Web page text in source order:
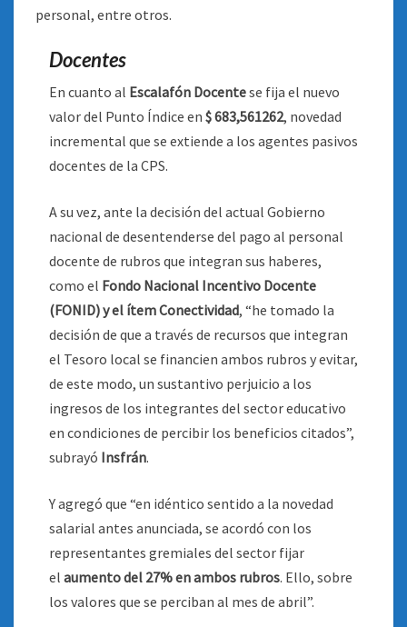
personal, entre otros.
Docentes
En cuanto al Escalafón Docentese fija el nuevo
valor del Punto Índice en $ 683,561262, novedad
incremental que se extiende a los agentes pasivos
docentes de la CPS.
A su vez, ante la decisión del actual Gobierno
nacional de desentenderse del pago al personal
docente de rubros que integran sus haberes,
como el Fondo Nacional Incentivo Docente
(FONID) y el ítem Conectividad, “he tomado la
decisión de que a través de recursos que integran
el Tesoro local se financien ambos rubros y evitar,
de este modo, un sustantivo perjuicio a los
ingresos de los integrantes del sector educativo
en condiciones de percibir los beneficios citados”,
subrayó Insfrán.
Y agregó que “en idéntico sentido a la novedad
salarial antes anunciada, se acordó con los
representantes gremiales del sector fijar
el aumento del 27% en ambos rubros. Ello, sobre
los valores que se perciban al mes de abril”.